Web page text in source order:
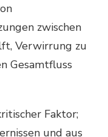
zwischen
Verwirrung zu
Gesamtfluss
Faktor;
und aus